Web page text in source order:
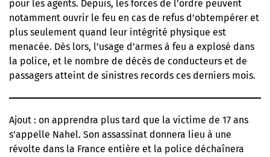
pour les agents. Depuis, les forces de l’ordre peuvent
notamment ouvrir le feu en cas de refus d’obtempérer et
plus seulement quand leur intégrité physique est
menacée. Dès lors, l’usage d’armes à feu a explosé dans
la police, et le nombre de décès de conducteurs et de
passagers atteint de sinistres records ces derniers mois.
Ajout : on apprendra plus tard que la victime de 17 ans
s’appelle Nahel. Son assassinat donnera lieu à une
révolte dans la France entière et la police déchaînera